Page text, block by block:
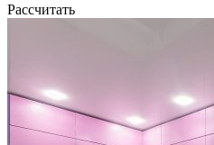
Рассчитать